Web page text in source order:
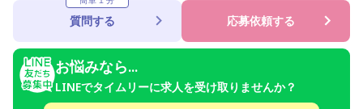
質問する 応募依頼する
お悩みなら...
LINEでタイムリーに求人を受け取りませんか？